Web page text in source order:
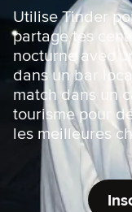
Utilise Tinder
partage tes
nocturne avec
dans un bar
match dans un
tourisme pour
les meilleures